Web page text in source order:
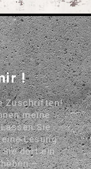
!
Zuschriften!
meine
Sie
Lesung
dort ein
–